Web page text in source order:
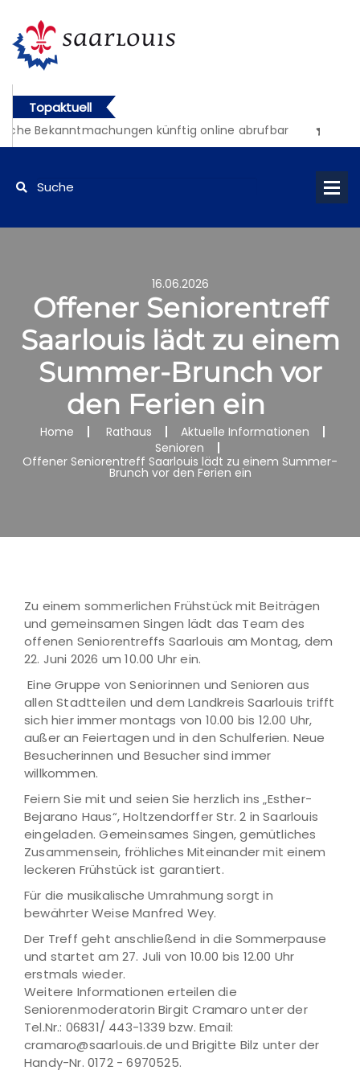
Topaktuell
Bekanntmachungen künftig online abrufbar
16.06.2026
Offener Seniorentreff
Saarlouis lädt zu einem
Summer-Brunch vor
den Ferien ein
Home Rathaus
Aktuelle Informationen
Senioren
Offener Seniorentreff Saarlouis lädt zu einem Summer-
Brunch vor den Ferien ein
Zu einem sommerlichen Frühstück mit Beiträgen
und gemeinsamen Singen lädt das Team des
offenen Seniorentreffs Saarlouis am Montag, dem
22. Juni 2026 um 10.00 Uhr ein.
Eine Gruppe von Seniorinnen und Senioren aus
allen Stadtteilen und dem Landkreis Saarlouis trifft
sich hier immer montags von 10.00 bis 12.00 Uhr,
außer an Feiertagen und in den Schulferien. Neue
Besucherinnen und Besucher sind immer
willkommen.
Feiern Sie mit und seien Sie herzlich ins „Esther-
Bejarano Haus“, Holtzendorffer Str. 2 in Saarlouis
eingeladen. Gemeinsames Singen, gemütliches
Zusammensein, fröhliches Miteinander mit einem
leckeren Frühstück ist garantiert.
Für die musikalische Umrahmung sorgt in
bewährter Weise Manfred Wey.
Der Treff geht anschließend in die Sommerpause
und startet am 27. Juli von 10.00 bis 12.00 Uhr
erstmals wieder.
Weitere Informationen erteilen die
Seniorenmoderatorin Birgit Cramaro unter der
Tel.Nr.: 06831/ 443-1339 bzw. Email:
cramaro@saarlouis.de und Brigitte Bilz unter der
Handy-Nr. 0172 - 6970525.